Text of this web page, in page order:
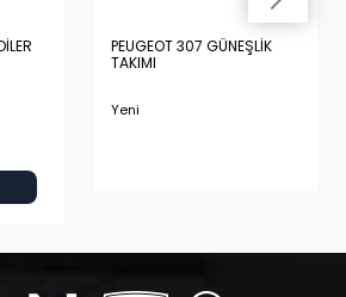
PEUGEOT 307 GÜNEŞLİK
TAKIMI
Yeni